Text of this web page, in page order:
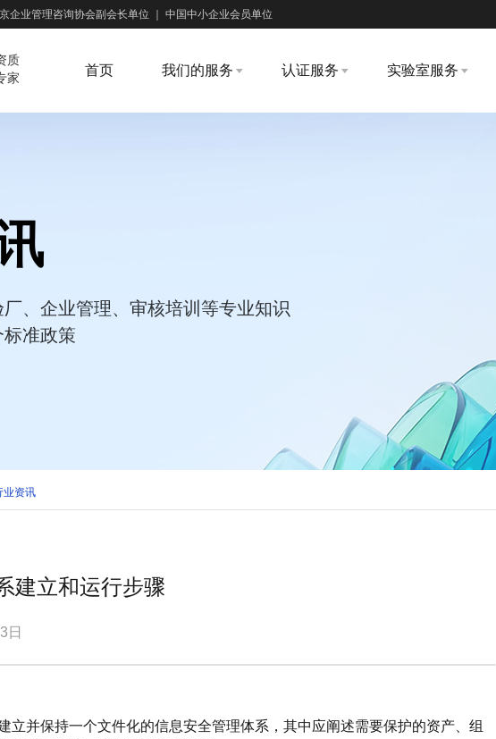
企业管理咨询协会副会长单位 中国中小企业会员单位
质
家
首页 我们的服务 认证服务 实验室服务
、企业管理、审核培训等专业知识
准政策
业资讯
建立和运行步骤
日
立并保持一个文件化的信息安全管理体系，其中应阐述需要保护的资产、组